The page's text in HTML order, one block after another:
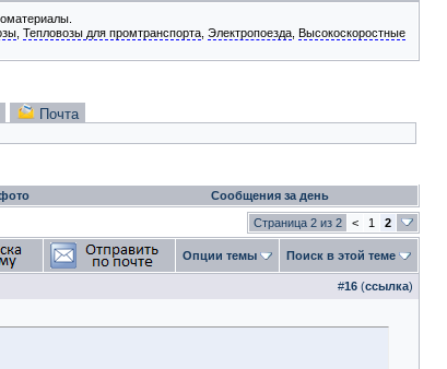
Тепловозы для промтранспорта Электропоезда Высокоскоростные
Почта
Сообщения за день
Страница 2 из 2 < 1 2
Опции темы Поиск в этой теме
#16 (ссылка)